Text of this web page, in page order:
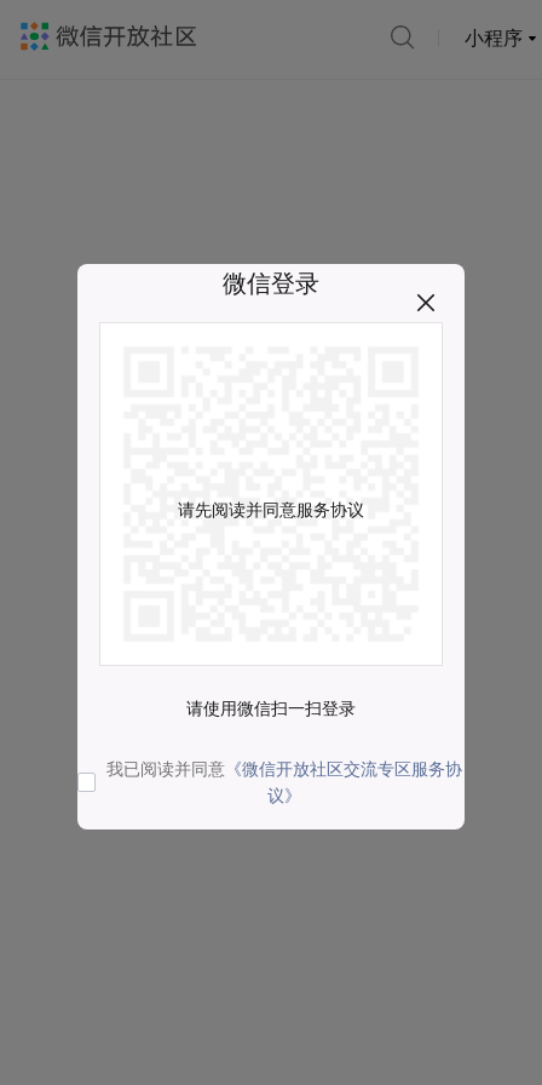
小程序
微信登录
请先阅读并同意服务协议
请使用微信扫一扫登录
我已阅读并同意 《微信开放社区交流专区服务协
议》